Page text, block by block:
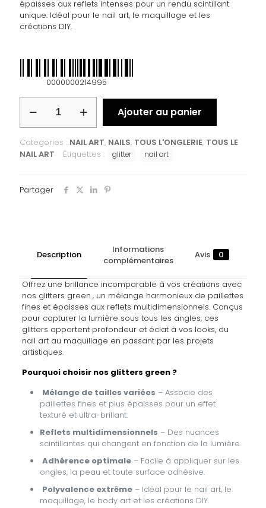
épaisses aux reflets intenses pour un rendu scintillant
unique. Idéal pour le nail art, le maquillage et les
créations DIY.
0000000214995
Ajouter au panier
Catégories : NAIL ART, NAILS, TOUS L'ONGLERIE, TOUS LE
NAIL ART
Étiquettes : glitter nail art
Partager
Description
Informations
complémentaires
Avis 0
Offrez une brillance incomparable à vos créations avec
nos glitters green , un mélange harmonieux de paillettes
fines et épaisses aux reflets multidimensionnels. Conçus
pour capturer la lumière sous tous les angles, ces
glitters apportent profondeur et éclat à vos looks, du
nail art au maquillage en passant par les projets
artistiques.
Pourquoi choisir nos glitters green ?
Mélange de tailles variées – Associe des
paillettes fines et plus épaisses pour un effet
texturé et ultra-brillant.
Reflets multidimensionnels – Des nuances
scintillantes qui changent en fonction de la lumière.
Adhérence optimale– Facile à appliquer sur les
ongles, la peau et toute surface adhésive.
Polyvalence extrême– Idéal pour le nail art, le
maquillage, le body art et les créations DIY.